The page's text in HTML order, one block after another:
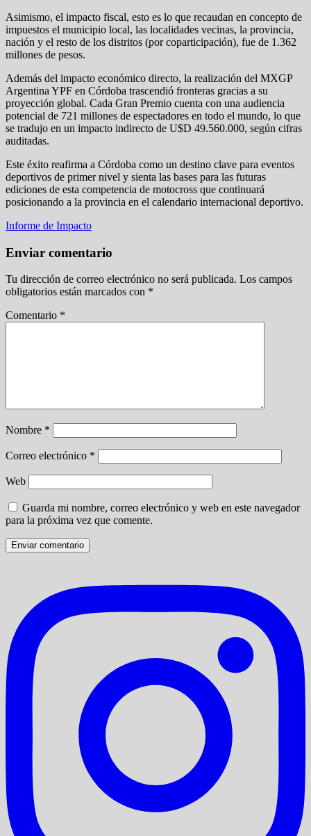
Asimismo, el impacto fiscal, esto es lo que recaudan en concepto de
impuestos el municipio local, las localidades vecinas, la provincia,
nación y el resto de los distritos (por coparticipación), fue de 1.362
millones de pesos.
Además del impacto económico directo, la realización del MXGP
Argentina YPF en Córdoba trascendió fronteras gracias a su
proyección global. Cada Gran Premio cuenta con una audiencia
potencial de 721 millones de espectadores en todo el mundo, lo que
se tradujo en un impacto indirecto de U$D 49.560.000, según cifras
auditadas.
Este éxito reafirma a Córdoba como un destino clave para eventos
deportivos de primer nivel y sienta las bases para las futuras
ediciones de esta competencia de motocross que continuará
posicionando a la provincia en el calendario internacional deportivo.
Informe de Impacto
Enviar comentario
Tu dirección de correo electrónico no será publicada. Los campos
obligatorios están marcados con *
Comentario *
Nombre *
Correo electrónico *
Web
Guarda mi nombre, correo electrónico y web en este navegador
para la próxima vez que comente.